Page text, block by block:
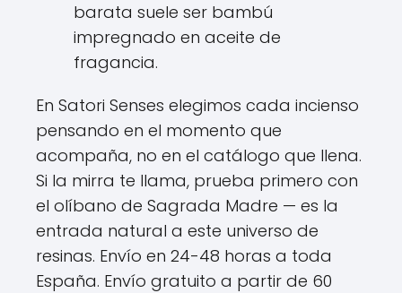
barata suele ser bambú
impregnado en aceite de
fragancia.
En Satori Senses elegimos cada incienso
pensando en el momento que
acompaña, no en el catálogo que llena.
Si la mirra te llama, prueba primero con
el olíbano de Sagrada Madre — es la
entrada natural a este universo de
resinas. Envío en 24-48 horas a toda
España. Envío gratuito a partir de 60